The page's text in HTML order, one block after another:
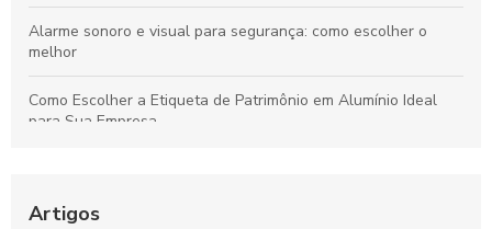
Alarme sonoro e visual para segurança: como escolher o
melhor
Como Escolher a Etiqueta de Patrimônio em Alumínio Ideal
para Sua Empresa
Artigos